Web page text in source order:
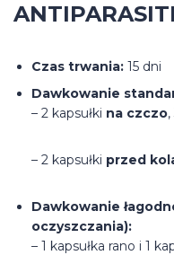
Czas trwania: 15 dni
Dawkowanie
– 2 kapsułki na czczo
– 2 kapsułki przed
Dawkowanie
oczyszczania):
– 1 kapsułka rano i 1